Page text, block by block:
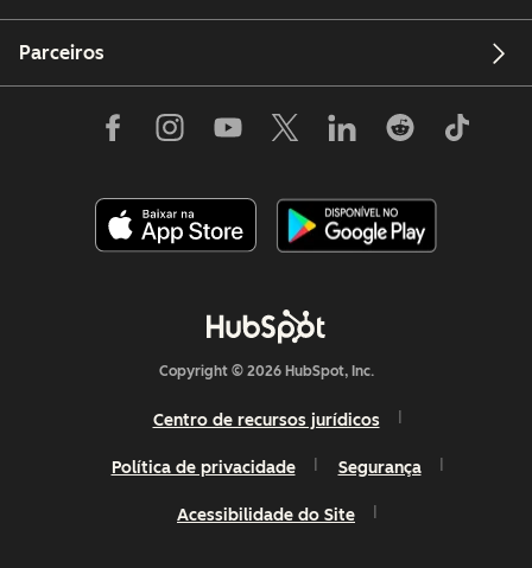
Parceiros
Copyright © 2026 HubSpot, Inc.
Centro de recursos jurídicos
Política de privacidade Segurança
Acessibilidade do Site